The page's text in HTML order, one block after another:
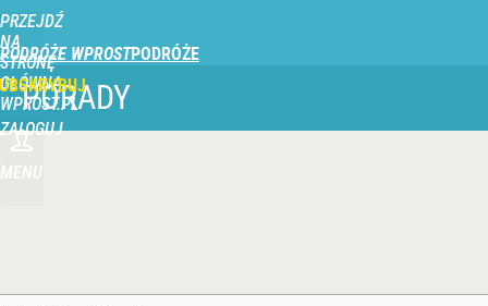
PRZEJDŹ
NA
STRONĘ
GŁÓWNĄ
WPROST.PL
PODRÓŻE WPROST
ZALOGUJ
MENU
PORADY